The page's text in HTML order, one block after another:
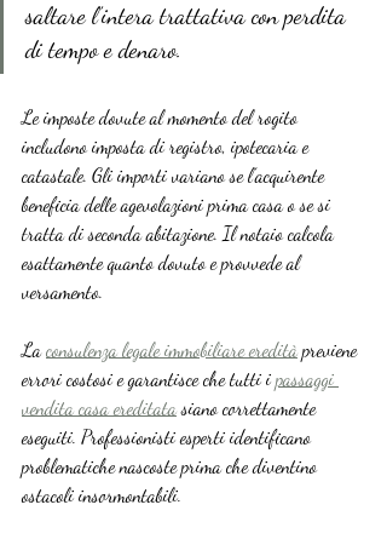
saltare l’intera trattativa con perdita
di tempo e denaro.
Le imposte dovute al momento del rogito
includono imposta di registro, ipotecaria e
catastale. Gli importi variano se l’acquirente
beneficia delle agevolazioni prima casa o se si
tratta di seconda abitazione. Il notaio calcola
esattamente quanto dovuto e provvede al
versamento.
La consulenza legale immobiliare eredità previene
errori costosi e garantisce che tutti i passaggi
vendita casa ereditata siano correttamente
eseguiti. Professionisti esperti identificano
problematiche nascoste prima che diventino
ostacoli insormontabili.